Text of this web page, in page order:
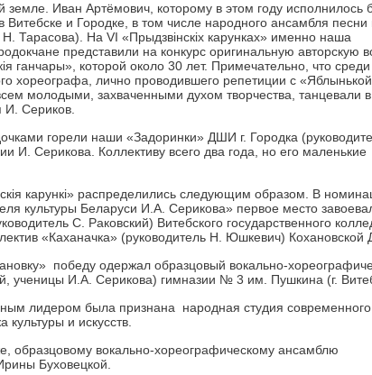
земле. Иван Артёмович, которому в этом году исполнилось
Витебске и Городке, в том числе народного ансамбля песни
Тарасова). На VI «Прыдзвінскіх карунках» именно наша
представили на конкурс оригинальную авторскую
ганчары», которой около 30 лет. Примечательно, что
хореографа, лично проводившего репетиции с
молодыми, захваченными духом творчества, танцевали в
И. Сериков.
горели наши «Задоринки» ДШИ г. Городка
И. Серикова. Коллективу всего два года, но его маленькие
карункі» распределились следующим образом. В
культуры Беларуси И.А. Серикова» первое место
С. Раковский) Витебского государственного
«Каханачка» (руководитель Н. Юшкевич) Кохановской
победу одержал образцовый вокально-
И.А. Серикова) гимназии № 3 им. Пушкина (г.
лидером была признана народная студия современного
и искусств.
образцовому вокально-хореографическому ансамблю
Буховецкой.